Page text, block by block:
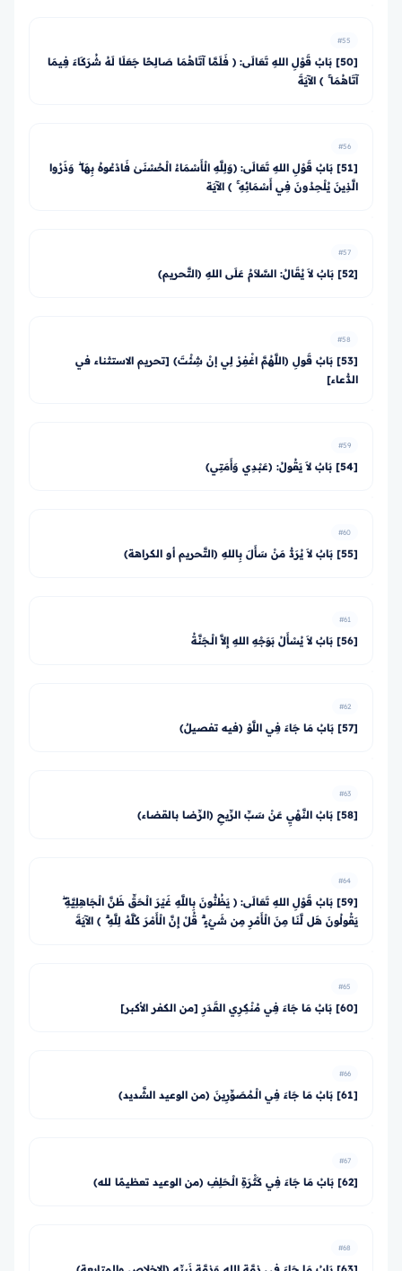
#55
[50] بَابُ قَوْلِ اللهِ تَعَالَى: ﴿ فَلَمَّا آتَاهُمَا صَالِحًا جَعَلَا لَهُ شُرَكَاءَ فِيمَا
آتَاهُمَا ۚ ﴾ الآيَةَ
#56
[51] بَابُ قَوْلِ اللهِ تَعَالَى: ﴿وَلِلَّهِ الْأَسْمَاءُ الْحُسْنَىٰ فَادْعُوهُ بِهَا ۖ وَذَرُوا
الَّذِينَ يُلْحِدُونَ فِي أَسْمَائِهِ ۚ ﴾ الآيَة
#57
[52] بَابٌ لاَ يُقَالُ: السَّلاَمُ عَلَى اللهِ (التَّحريم)
#58
[53] بَابُ قَولِ (اللَّهُمَّ اغْفِرْ لِي إنْ شِئْتَ) [تحريم الاستثناء في
الدُّعاء]
#59
[54] بَابٌ لاَ يَقُولُ: (عَبْدِي وَأَمَتِي)
#60
[55] بَابٌ لاَ يُرَدُّ مَنْ سَأَلَ بِاللهِ (التَّحريم أو الكراهة)
#61
[56] بَابٌ لاَ يُسْأَلُ بَوَجْهِ اللهِ إِلاَّ الْـجَنَّةُ
#62
[57] بَابُ مَا جَاءَ فِي اللَّوْ (فيه تفصيلٌ)
#63
[58] بَابُ النَّهْيِ عَنْ سَبِّ الرِّيحِ (الرِّضا بالقضاء)
#64
[59] بَابُ قَوْلِ اللهِ تَعَالَى: ﴿ يَظُنُّونَ بِاللَّهِ غَيْرَ الْحَقِّ ظَنَّ الْجَاهِلِيَّةِ ۖ
يَقُولُونَ هَل لَّنَا مِنَ الْأَمْرِ مِن شَيْءٍ ۗ قُلْ إِنَّ الْأَمْرَ كُلَّهُ لِلَّهِ ۗ ﴾ الآيَةَ
#65
[60] بَابُ مَا جَاءَ فِي مُنْكِرِي القَدَرِ [من الكفر الأكبر]
#66
[61] بَابُ مَا جَاءَ فِي الْـمُصَوِّرِينَ (من الوعيد الشَّديد)
#67
[62] بَابُ مَا جَاءَ فِي كَثْرَةِ الْـحَلِفِ (من الوعيد تعظيمًا لله)
#68